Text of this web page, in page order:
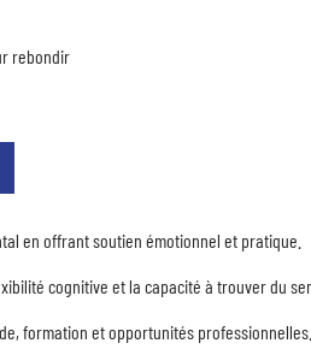
rebondir
en offrant soutien émotionnel et pratique.
cognitive et la capacité à trouver du
formation et opportunités professionnelles.